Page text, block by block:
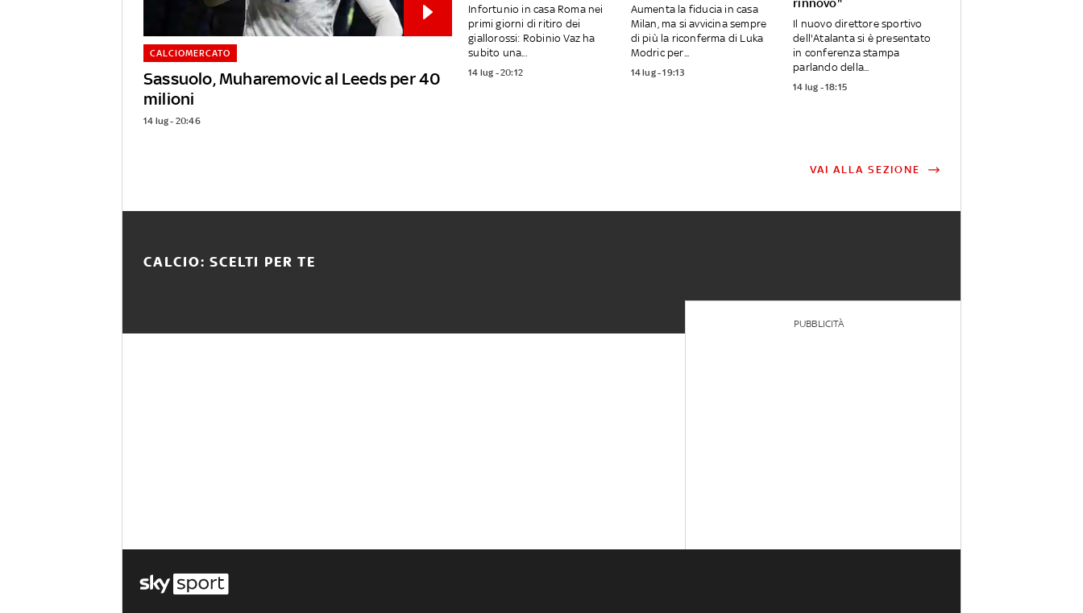
Sassuolo, Muharemovic al Leeds per 40
milioni
CALCIOMERCATO
14 lug - 20:46
Infortunio in casa Roma nei
primi giorni di ritiro dei
giallorossi: Robinio Vaz ha
subito una...
14 lug - 20:12
Aumenta la fiducia in casa
Milan, ma si avvicina sempre
di più la riconferma di Luka
Modric per...
14 lug - 19:13
rinnovo"
Il nuovo direttore sportivo
dell'Atalanta si è presentato
in conferenza stampa
parlando della...
14 lug - 18:15
VAI ALLA SEZIONE
CALCIO: SCELTI PER TE
PUBBLICITÀ